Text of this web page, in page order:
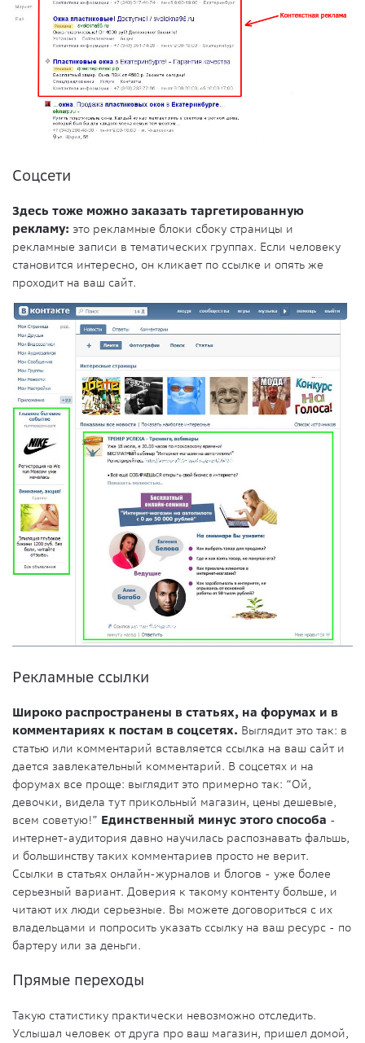
Соцсети
Здесь тоже можно заказать таргетированную
рекламу: это рекламные блоки сбоку страницы и
рекламные записи в тематических группах. Если человеку
становится интересно, он кликает по ссылке и опять же
проходит на ваш сайт.
Рекламные ссылки
Широко распространены в статьях, на форумах и в
комментариях к постам в соцсетях. Выглядит это так: в
статью или комментарий вставляется ссылка на ваш сайт и
дается завлекательный комментарий. В соцсетях и на
форумах все проще: выглядит это примерно так: “Ой,
девочки, видела тут прикольный магазин, цены дешевые,
всем советую!” Единственный минус этого способа -
интернет-аудитория давно научилась распознавать фальшь,
и большинству таких комментариев просто не верит.
Ссылки в статьях онлайн-журналов и блогов - уже более
серьезный вариант. Доверия к такому контенту больше, и
читают их люди серьезные. Вы можете договориться с их
владельцами и попросить указать ссылку на ваш ресурс - по
бартеру или за деньги.
Прямые переходы
Такую статистику практически невозможно отследить.
Услышал человек от друга про ваш магазин, пришел домой,